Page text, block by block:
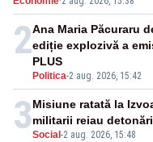
2
Politica-2 aug. 2026, 15:42
Ana Maria Păcuraru
ediție explozivă a
PLUS
3Social -2 aug. 2026, 15:48
Misiune ratată la
militarii reiau